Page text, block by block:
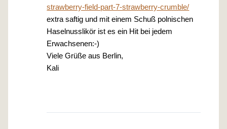
strawberry-field-part-7-strawberry-crumble/
extra saftig und mit einem Schuß polnischen
Haselnusslikör ist es ein Hit bei jedem
Erwachsenen:-)
Viele Grüße aus Berlin,
Kali